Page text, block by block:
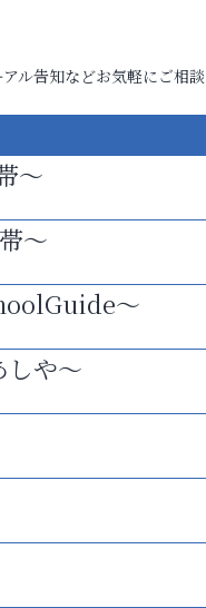
ル告知などお気軽にご相
～
～
～
しや～